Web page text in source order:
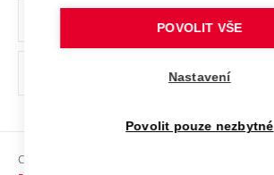
Ochrana osobních údajů
odkaz)
Sociální bezpečí
Copyright © 2026 VUT
POVOLIT VŠE
Nastavení
Povolit pouze nezbytné